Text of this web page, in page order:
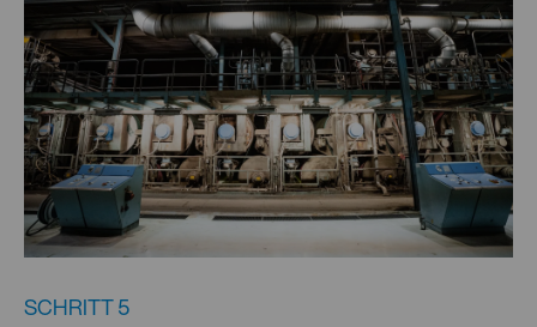
SCHRITT 5